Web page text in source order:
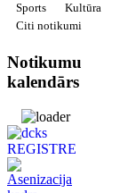
Sports
Kultūra
Citi notikumi
Notikumu
kalendārs